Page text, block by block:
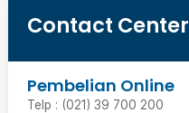
Contact Center
Pembelian Online
Telp : (021) 39 700 200